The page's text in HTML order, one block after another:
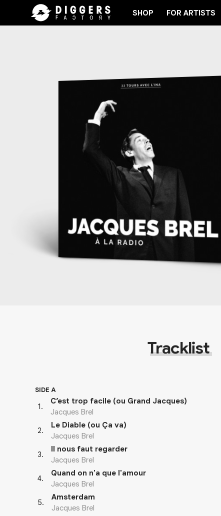
SHOP FOR ARTISTS
Tracklist
SIDE A
1.
C’est trop facile (ou Grand Jacques)
Jacques Brel
2.
Le Diable (ou Ça va)
Jacques Brel
3.
Il nous faut regarder
Jacques Brel
4.
Quand on n'a que l'amour
Jacques Brel
5.
Amsterdam
Jacques Brel